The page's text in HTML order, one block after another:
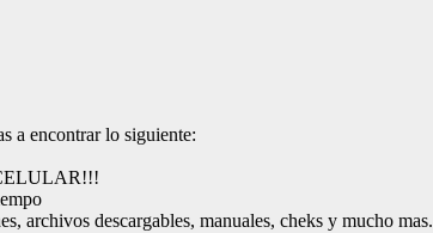
a encontrar lo siguiente:
archivos descargables, manuales, cheks y mucho mas.